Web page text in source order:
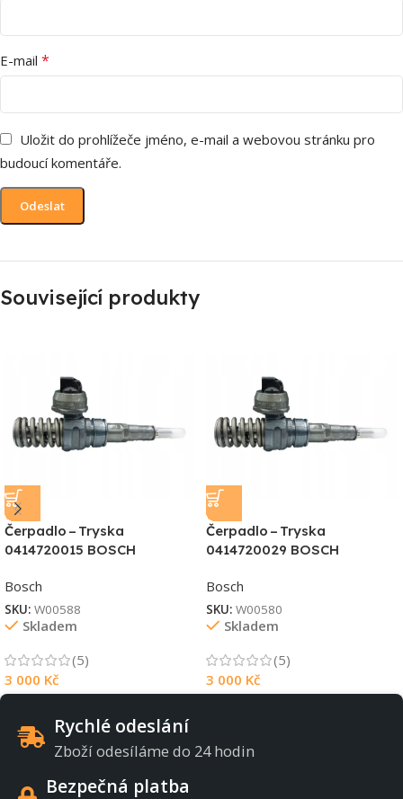
E-mail *
Uložit do prohlížeče jméno, e-mail a webovou stránku pro
budoucí komentáře.
Související produkty
Čerpadlo – Tryska
0414720015 BOSCH
Bosch
SKU: W00588
Skladem
(5)
3 000 Kč
Čerpadlo – Tryska
0414720029 BOSCH
Bosch
SKU: W00580
Skladem
(5)
3 000 Kč
Rychlé odeslání
Zboží odesíláme do 24 hodin
Bezpečná platba